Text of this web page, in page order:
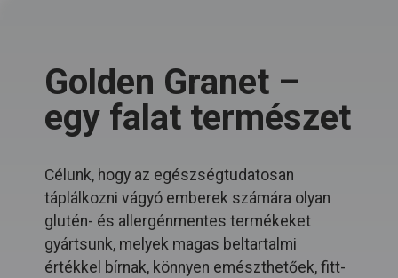
Golden Granet –
egy falat természet
Célunk, hogy az egészségtudatosan
táplálkozni vágyó emberek számára olyan
glutén- és allergénmentes termékeket
gyártsunk, melyek magas beltartalmi
értékkel bírnak, könnyen emészthetőek, fitt-